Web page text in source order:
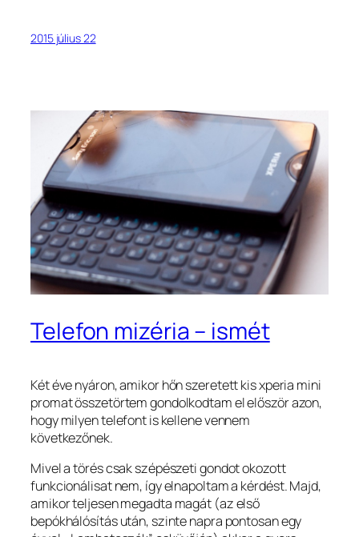
2015 július 22
Telefon mizéria – ismét
Két éve nyáron, amikor hőn szeretett kis xperia mini
promat összetörtem gondolkodtam el először azon,
hogy milyen telefont is kellene vennem
következőnek.
Mivel a törés csak szépészeti gondot okozott
funkcionálisat nem, így elnapoltam a kérdést. Majd,
amikor teljesen megadta magát (az első
bepókhálósítás után, szinte napra pontosan egy